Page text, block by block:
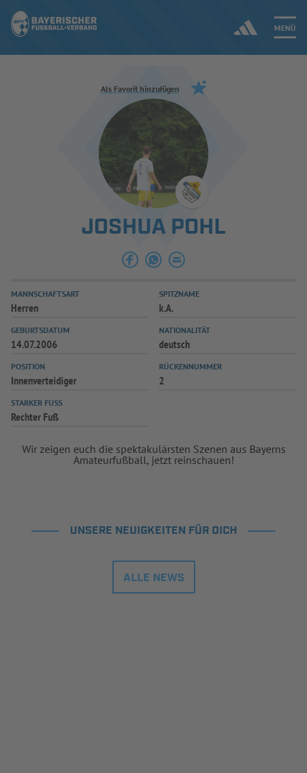
MENÜ
Jetzt einloggen
ERGEBNISSE & WETTBEWERBE
SPIELBETRIEB & VERBANDSLEBEN
AUSBILDUNG & FÖRDERUNG
SPIELPLUS
Als Favorit hinzufügen
JOSHUA POHL
MANNSCHAFTSART
Herren
SPITZNAME
k.A.
GEBURTSDATUM
14.07.2006
NATIONALITÄT
deutsch
POSITION
Innenverteidiger
RÜCKENNUMMER
2
STARKER FUSS
Rechter Fuß
Wir zeigen euch die spektakulärsten Szenen aus Bayerns
Amateurfußball, jetzt reinschauen!
UNSERE NEUIGKEITEN FÜR DICH
ALLE NEWS